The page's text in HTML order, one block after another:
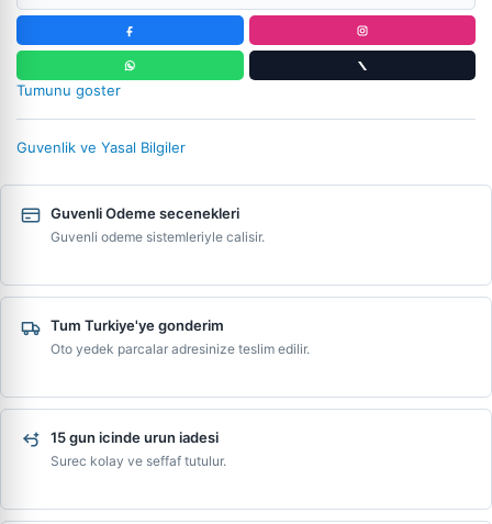
Tumunu goster
Guvenlik ve Yasal Bilgiler
Guvenli Odeme secenekleri
Guvenli odeme sistemleriyle calisir.
Tum Turkiye'ye gonderim
Oto yedek parcalar adresinize teslim edilir.
15 gun icinde urun iadesi
Surec kolay ve seffaf tutulur.